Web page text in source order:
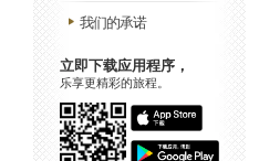
我们的承诺
立即下载应用程序，
乐享更精彩的旅程。